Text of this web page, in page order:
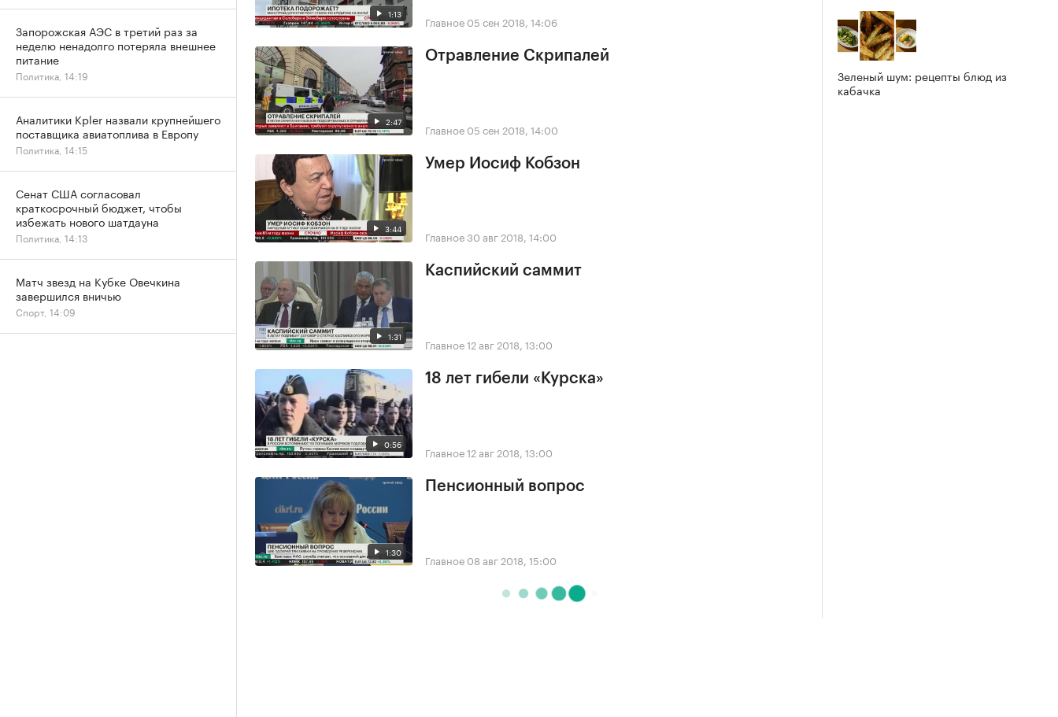
1:13 Главное 05 сен 2018, 14:06
2:47
Отравление Скрипалей
Главное 05 сен 2018, 14:00
3:44
Умер Иосиф Кобзон
Главное30 авг 2018, 14:00
1:31
Каспийский саммит
Главное12 авг 2018, 13:00
0:56
18 лет гибели «Курска»
Главное12 авг 2018, 13:00
1:30
Пенсионный вопрос
Главное 08 авг 2018, 15:00
Зеленый шум: рецепты блюд из
кабачка
Запорожская АЭС в третий раз за
неделю ненадолго потеряла внешнее
питание
Политика, 14:19
Аналитики Kpler назвали крупнейшего
поставщика авиатоплива в Европу
Политика, 14:15
Сенат США согласовал
краткосрочный бюджет, чтобы
избежать нового шатдауна
Политика, 14:13
Матч звезд на Кубке Овечкина
завершился вничью
Спорт, 14:09